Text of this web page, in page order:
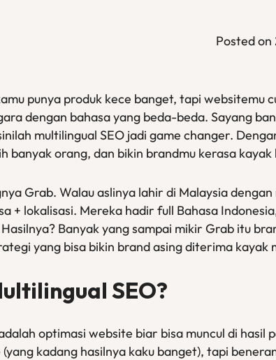
Posted on
punya produk kece banget, tapi websitemu
dengan bahasa yang beda-beda. Sayang
multilingual SEO jadi game changer.
banyak orang, dan bikin brandmu kerasa
Grab. Walau aslinya lahir di Malaysia
+ lokalisasi. Mereka hadir full Bahasa
Banyak yang sampai mikir Grab itu
yang bisa bikin brand asing diterima kayak
SEO?
optimasi website biar bisa muncul di
kadang hasilnya kaku banget), tapi